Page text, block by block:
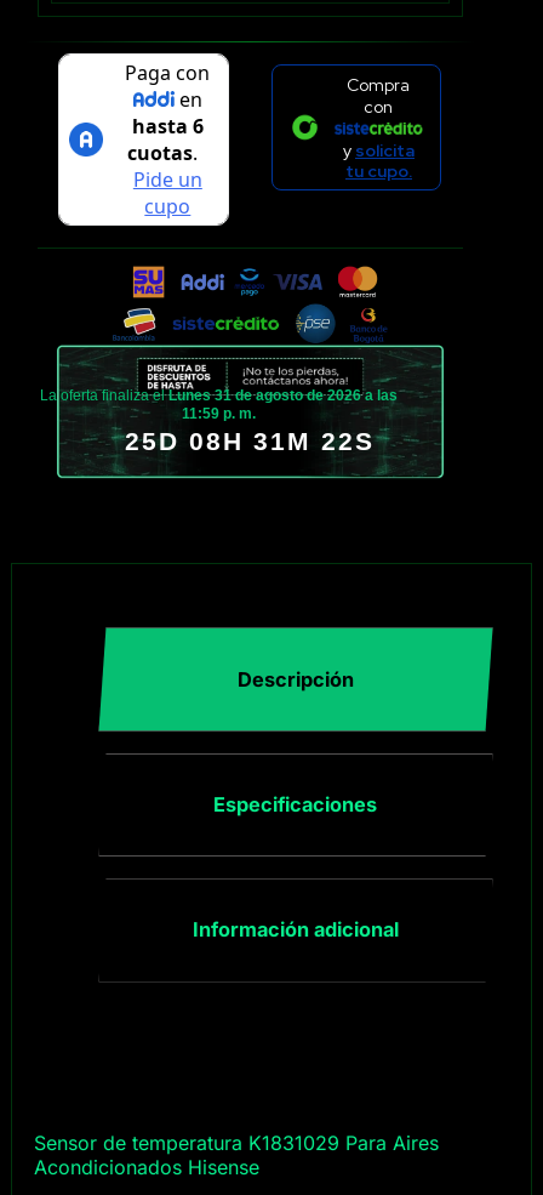
Compra
con
y solicita
tu cupo.
La oferta finaliza elLunes 31 de agosto de 2026 a las
11:59 p. m.
25D 08H 31M 21S
Descripción
Especificaciones
Información adicional
Sensor de temperatura K1831029 Para Aires
Acondicionados Hisense